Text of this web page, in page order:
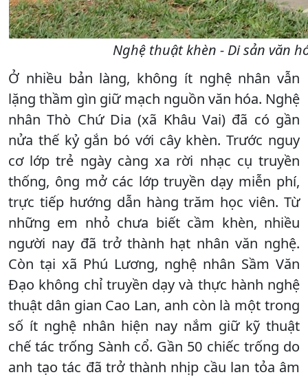
Nghệ thuật khèn - Di sản văn
Ở nhiều bản làng, không ít nghệ nhân vẫn
lặng thầm gìn giữ mạch nguồn văn hóa. Nghệ
nhân Thò Chứ Dia (xã Khâu Vai) đã có gần
nửa thế kỷ gắn bó với cây khèn. Trước nguy
cơ lớp trẻ ngày càng xa rời nhạc cụ truyền
thống, ông mở các lớp truyền dạy miễn phí,
trực tiếp hướng dẫn hàng trăm học viên. Từ
những em nhỏ chưa biết cầm khèn, nhiều
người nay đã trở thành hạt nhân văn nghệ.
Còn tại xã Phú Lương, nghệ nhân Sầm Văn
Đạo không chỉ truyền dạy và thực hành nghệ
thuật dân gian Cao Lan, anh còn là một trong
số ít nghệ nhân hiện nay nắm giữ kỹ thuật
chế tác trống Sành cổ. Gần 50 chiếc trống do
anh tạo tác đã trở thành nhịp cầu lan tỏa âm